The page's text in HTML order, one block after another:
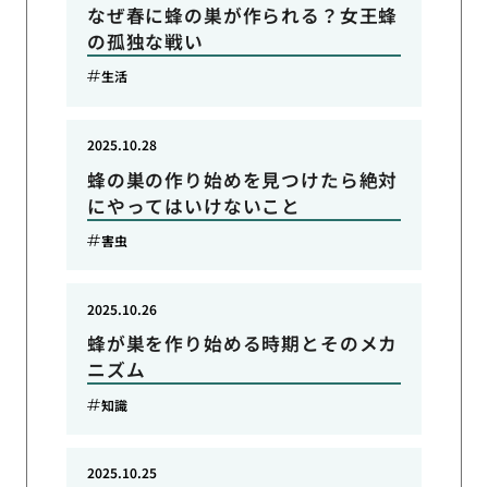
なぜ春に蜂の巣が作られる？女王蜂
の孤独な戦い
生活
蜂の巣の作り始めを見つけたら絶対
にやってはいけないこと
2025.10.28
害虫
蜂が巣を作り始める時期とそのメカ
ニズム
2025.10.26
知識
2025.10.25